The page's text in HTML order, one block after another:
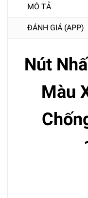
MÔ TẢ
ĐÁNH GIÁ (APP)
Nút
Màu